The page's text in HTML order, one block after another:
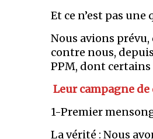
Et ce n’est pas une
Nous avions
contre nous,
PPM, dont
Leur campagne
1-Premier
La vérité : Nous